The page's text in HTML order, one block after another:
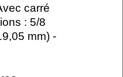
carré
: 5/8
mm) -